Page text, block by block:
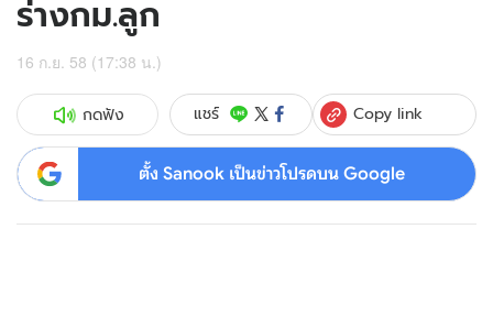
ร่างกม.ลูก
16 ก.ย. 58 (17:38 น.)
กดฟัง แชร์ Copy link
ตั้ง Sanook เป็นข่าวโปรดบน Google